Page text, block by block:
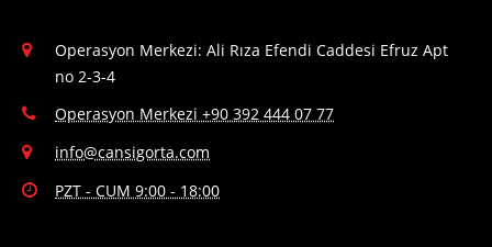
Operasyon Merkezi: Ali Rıza Efendi Caddesi Efruz Apt
no 2-3-4
Operasyon Merkezi +90 392 444 07 77
info@cansigorta.com
PZT - CUM 9:00 - 18:00